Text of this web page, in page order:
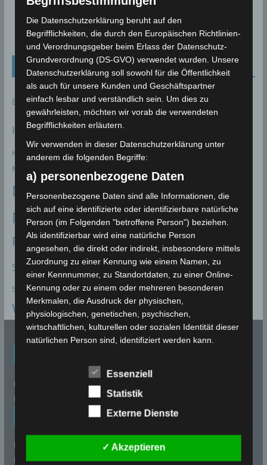
Schlagwörter (Tags)
Bizerté Béja EMSC Erdbeben Gafsa Gewitter
Hitze Hitzerekord INM Jendouba
Klimabericht Klimaerwärmung klimatologisches Bulletin Klimawandel
Mahdia Mittelmeer
Niederschlagsmengen
Niederschlagsstatistik Niederschläge ONAGRI
Prognose Scirocco Seismologie Sfax Sidi Bouzid Siliana
Sousse StarkregenStarkwindStatistik
Stausee Talsperre Volcanodiscovery Vorhersage
Wetterwarnung Zaghouan Überflutungen
reisebot.de
reiseverzeichnis-urlaub.de
Meteonews
PWS-Weather (Hamweather)
Die Datenschutzerklärung beruht auf den
Begrifflichkeiten, die durch den Europäischen Richtlinien-
und Verordnungsgeber beim Erlass der Datenschutz-
Grundverordnung (DS-GVO) verwendet wurden. Unsere
Datenschutzerklärung soll sowohl für die Öffentlichkeit
als auch für unsere Kunden und Geschäftspartner
einfach lesbar und verständlich sein. Um dies zu
gewährleisten, möchten wir vorab die verwendeten
Begrifflichkeiten erläutern.
Wir verwenden in dieser Datenschutzerklärung unter
anderem die folgenden Begriffe:
a) personenbezogene Daten
Personenbezogene Daten sind alle Informationen, die
sich auf eine identifizierte oder identifizierbare natürliche
Person (im Folgenden "betroffene Person") beziehen.
Als identifizierbar wird eine natürliche Person
angesehen, die direkt oder indirekt, insbesondere mittels
Zuordnung zu einer Kennung wie einem Namen, zu
einer Kennnummer, zu Standortdaten, zu einer Online-
Kennung oder zu einem oder mehreren besonderen
Merkmalen, die Ausdruck der physischen,
physiologischen, genetischen, psychischen,
wirtschaftlichen, kulturellen oder sozialen Identität dieser
natürlichen Person sind, identifiziert werden kann.
Betroffene Person ist jede identifizierte oder
identifizierbare natürliche Person, deren
personenbezogene Daten von dem für die Verarbeitung
Verantwortlichen verarbeitet werden.
c) Verarbeitung
Essenziell
Statistik
Externe Dienste
✓ Akzeptieren